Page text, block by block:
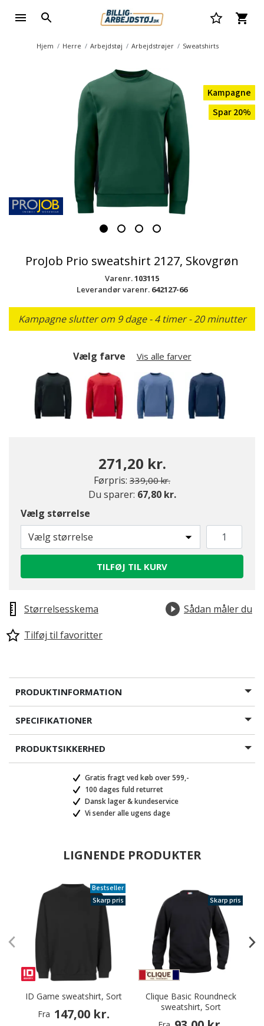
Hjem Herre Arbejdstøj Arbejdstrøjer Sweatshirts
Kampagne
Spar 20%
ProJob Prio sweatshirt 2127, Skovgrøn
Varenr.103115
Leverandør varenr. 642127-66
Kampagne slutter om 9 dage - 4 timer - 20 minutter
Vælg farve Vis alle farver
valgte
271,20 kr.
Førpris: Pris nedsat fra
339,00 kr.til
Du sparer: 67,80 kr.
Vælg størrelse
Vælg størrelse
TILFØJ TIL KURV
Størrelsesskema
Sådan måler du
Tilføj til favoritter
PRODUKTINFORMATION
SPECIFIKATIONER
PRODUKTSIKKERHED
Gratis fragt ved køb over 599,-
100 dages fuld returret
Dansk lager & kundeservice
Vi sender alle ugens dage
LIGNENDE PRODUKTER
Bestseller
Skarp pris
ID Game sweatshirt, Sort
Fra 147,00 kr.
Skarp pris
Clique Basic Roundneck
sweatshirt, Sort